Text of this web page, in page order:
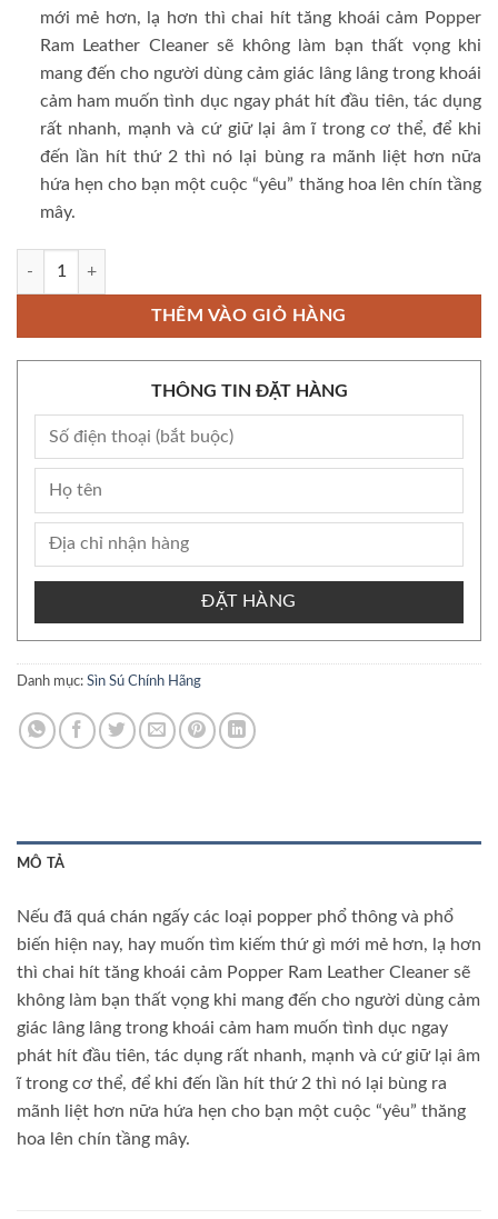
mới mẻ hơn, lạ hơn thì chai hít tăng khoái cảm Popper
Ram Leather Cleaner sẽ không làm bạn thất vọng khi
mang đến cho người dùng cảm giác lâng lâng trong khoái
cảm ham muốn tình dục ngay phát hít đầu tiên, tác dụng
rất nhanh, mạnh và cứ giữ lại âm ĩ trong cơ thể, để khi
đến lần hít thứ 2 thì nó lại bùng ra mãnh liệt hơn nữa
hứa hẹn cho bạn một cuộc “yêu” thăng hoa lên chín tầng
mây.
Popper Ram Liquid Aroma 10ml chính hãng Mỹ USA PWD số lượng
THÊM VÀO GIỎ HÀNG
THÔNG TIN ĐẶT HÀNG
ĐẶT HÀNG
Danh mục: Sìn Sú Chính Hãng
MÔ TẢ
Nếu đã quá chán ngấy các loại popper phổ thông và phổ
biến hiện nay, hay muốn tìm kiếm thứ gì mới mẻ hơn, lạ hơn
thì chai hít tăng khoái cảm Popper Ram Leather Cleaner sẽ
không làm bạn thất vọng khi mang đến cho người dùng cảm
giác lâng lâng trong khoái cảm ham muốn tình dục ngay
phát hít đầu tiên, tác dụng rất nhanh, mạnh và cứ giữ lại âm
ĩ trong cơ thể, để khi đến lần hít thứ 2 thì nó lại bùng ra
mãnh liệt hơn nữa hứa hẹn cho bạn một cuộc “yêu” thăng
hoa lên chín tầng mây.